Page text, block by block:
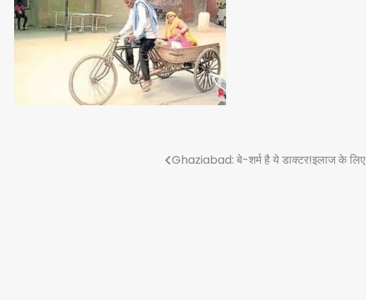
Ghaziabad: बे-शर्म है ये डाक्टर!इलाज के